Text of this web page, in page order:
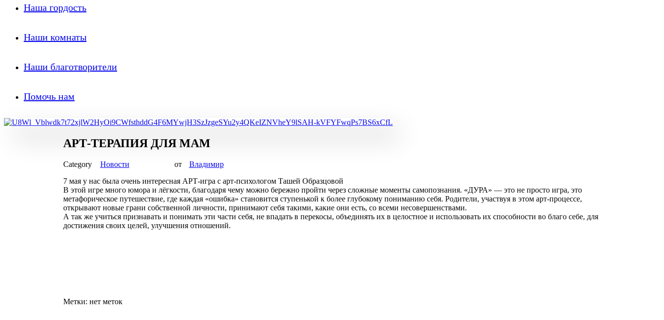
Наша гордость
Наши комнаты
Наши благотворители
Помочь нам
АРТ-ТЕРАПИЯ ДЛЯ МАМ
от Владимир
Новости
7 мая у нас была очень интересная АРТ-игра с арт-психологом Ташей Образцовой
В этой игре много юмора и лёгкости, благодаря чему можно бережно пройти через сложные моменты самопознания. «ДУРА» — это не просто игра, это
метафорическое путешествие, где каждая «ошибка» становится ступенькой к более глубокому пониманию себя. Родители, участвуя в этом арт-процессе,
открывают новые грани собственной личности, принимают себя такими, какие они есть, со всеми несовершенствами.
А так же учиться признавать и понимать эти части себя, не впадать в перекосы, объединять их в целостное и использовать их способности во благо себе, для
достижения своих целей, улучшения отношений.
Метки: нет меток